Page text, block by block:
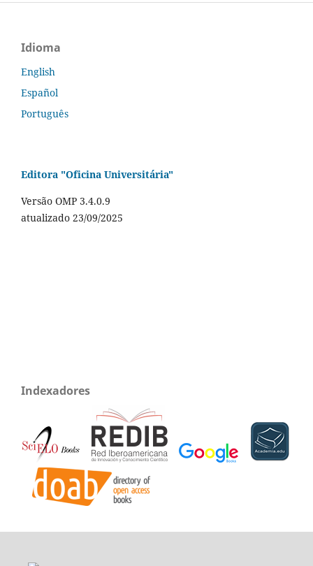
Idioma
English
Español
Português
Editora "Oficina Universitária"
Versão OMP 3.4.0.9
atualizado 23/09/2025
Indexadores